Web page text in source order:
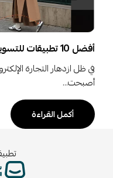
أفضل 10 تطبيقات للتسويق للمتاجر على منصة سلة
في ظل ازدهار التجارة
أصبحت…
أكمل القراءة